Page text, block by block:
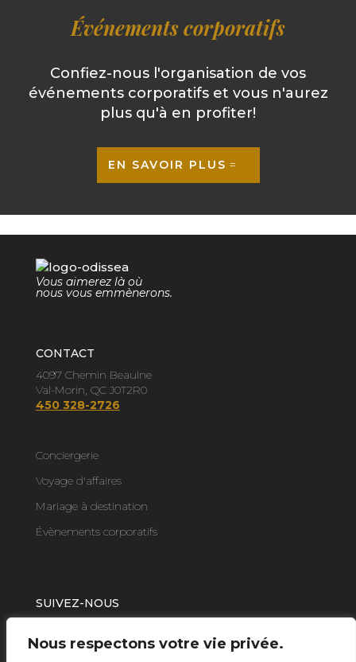
Nous respectons votre vie privée.
Événements corporatifs
Confiez-nous l'organisation de vos
événements corporatifs et vous n'aurez
plus qu'à en profiter!
EN SAVOIR PLUS
Vous aimerez là où
nous vous emmènerons.
CONTACT
4097 Chemin Beaulne
Val-Morin, QC J0T2R0
450 328-2726
Conciergerie
Voyage d'affaires
Mariage à destination
Évènements corporatifs
SUIVEZ-NOUS